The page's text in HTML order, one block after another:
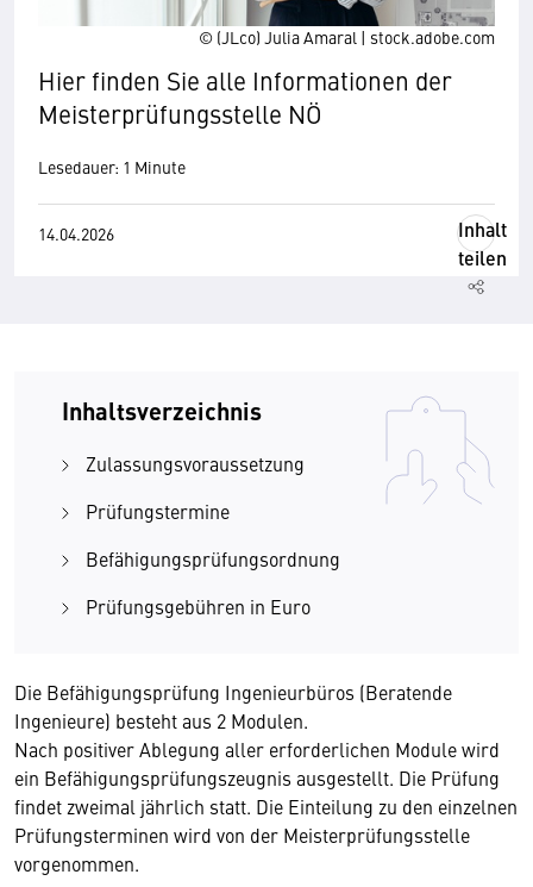
© (JLco) Julia Amaral | stock.adobe.com
Hier finden Sie alle Informationen der
Meisterprüfungsstelle NÖ
Lesedauer: 1 Minute
14.04.2026
Inhalt
teilen
Inhaltsverzeichnis
Zulassungsvoraussetzung
Prüfungstermine
Befähigungsprüfungsordnung
Prüfungsgebühren in Euro
Die Befähigungsprüfung Ingenieurbüros (Beratende
Ingenieure) besteht aus 2 Modulen.
Nach positiver Ablegung aller erforderlichen Module wird
ein Befähigungsprüfungszeugnis ausgestellt. Die Prüfung
findet zweimal jährlich statt. Die Einteilung zu den einzelnen
Prüfungsterminen wird von der Meisterprüfungsstelle
vorgenommen.